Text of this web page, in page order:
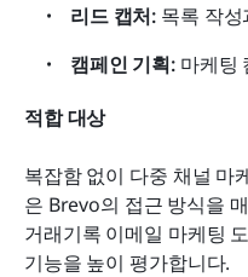
리드 캡처: 목록 작
캠페인 기획: 마케팅
적합 대상
복잡함 없이 다중 채널 마
은 Brevo의 접근 방식을
거래기록 이메일 마케팅
기능을 높이 평가합니다.